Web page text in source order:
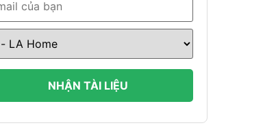
NHẬN TÀI LIỆU